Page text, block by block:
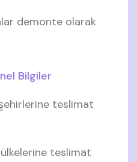
demonte olarak
Bilgiler
teslimat
ülkelerine teslimat